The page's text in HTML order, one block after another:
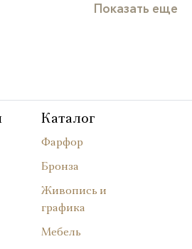
Показать еще
Каталог
Фарфор
Бронза
Живопись и
графика
Мебель